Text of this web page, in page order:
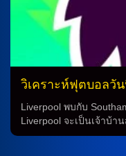
แข่งขันระหว่างทีม โดย
ทีมที่จะแข่งขัน เช่น ฟอ
สภาพบรรยากาศที่อาจมี
การแข่งขันฟุตบอลสามา
มืออาชีพ สามารถวิเคร
เหล่านั้น และใช้ข้อมูลเ
อย่างมั่นใจ การวิเคราะ
บวนการที่ถูกนำมาใช้ใน
อยู่ในขณะนั้น การวิเครา
ติดตามสถานการณ์และ
ในการโจมตีและ อิสไม
วิเคราะห์ฟุตบอลวั
ลิเวอร์พูล vs เซาแธ
Liverpool พบกับ
Liverpool จะเป็นเจ้าบ้
แข็งแกร่ง และจะพบกับ